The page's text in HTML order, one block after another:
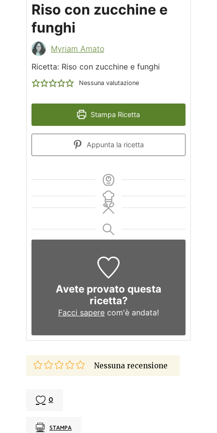
Riso con zucchine e
funghi
Myriam Amato
Ricetta: Riso con zucchine e funghi
Nessuna valutazione
Stampa Ricetta
Appunta la ricetta
Avete provato questa
ricetta?
Facci sapere com'è andata!
Nessuna recensione
0
STAMPA